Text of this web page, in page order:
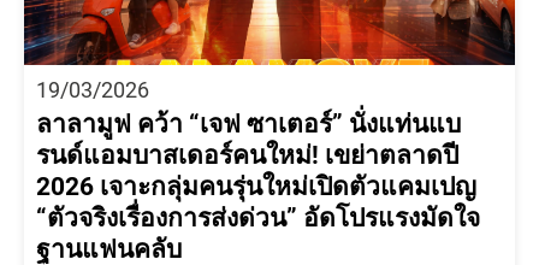
19/03/2026
ลาลามูฟ คว้า “เจฟ ซาเตอร์” นั่งแท่นแบ
รนด์แอมบาสเดอร์คนใหม่! เขย่าตลาดปี
2026 เจาะกลุ่มคนรุ่นใหม่เปิดตัวแคมเปญ
“ตัวจริงเรื่องการส่งด่วน” อัดโปรแรงมัดใจ
ฐานแฟนคลับ